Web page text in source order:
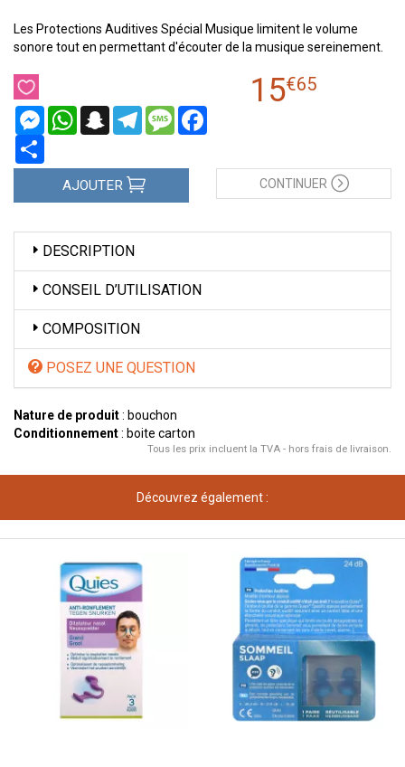
Les Protections Auditives Spécial Musique limitent le volume
sonore tout en permettant d'écouter de la musique sereinement.
MessengerWhatsAppSnapchatTelegramMessage
15€65
AJOUTER CONTINUER
DESCRIPTION
CONSEIL D’UTILISATION
COMPOSITION
POSEZ UNE QUESTION
Nature de produit: bouchon
Conditionnement: boite carton
Tous les prix incluent la TVA - hors frais de livraison.
Découvrez également :